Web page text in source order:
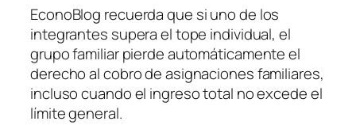
EconoBlog recuerda que si uno de los
integrantes supera el tope individual, el
grupo familiar pierde automáticamente el
derecho al cobro de asignaciones familiares,
incluso cuando el ingreso total no excede el
límite general.